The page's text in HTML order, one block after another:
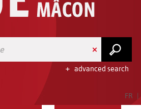
advanced search
FR